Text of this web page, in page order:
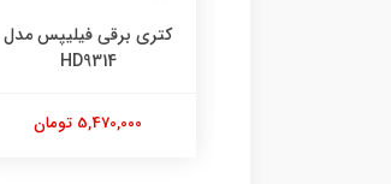
سشوار پاناسونیک مدل
EH-NE85
7,500,000 تومان